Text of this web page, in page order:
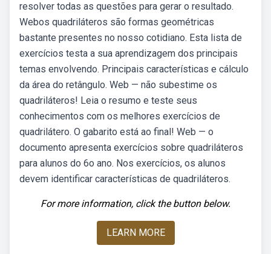
resolver todas as questões para gerar o resultado.
Webos quadriláteros são formas geométricas
bastante presentes no nosso cotidiano. Esta lista de
exercícios testa a sua aprendizagem dos principais
temas envolvendo. Principais características e cálculo
da área do retângulo. Web — não subestime os
quadriláteros! Leia o resumo e teste seus
conhecimentos com os melhores exercícios de
quadrilátero. O gabarito está ao final! Web — o
documento apresenta exercícios sobre quadriláteros
para alunos do 6o ano. Nos exercícios, os alunos
devem identificar características de quadriláteros.
For more information, click the button below.
LEARN MORE